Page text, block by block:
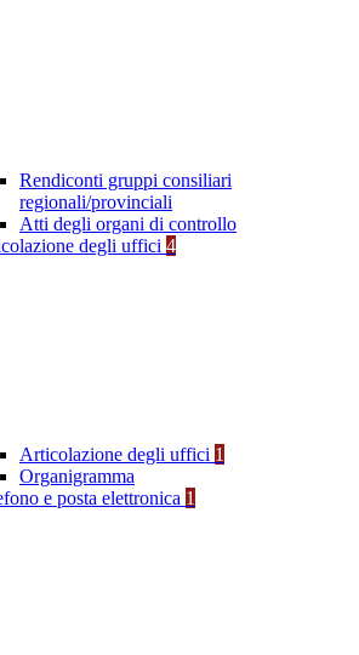
Rendiconti gruppi consiliari
regionali/provinciali
Atti degli organi di controllo
degli uffici 4
Articolazione degli uffici 1
Organigramma
e posta elettronica 1